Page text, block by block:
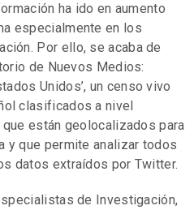
ha ido en aumento
especialmente en los
Por ello, se acaba de
de Nuevos Medios:
Unidos’, un censo vivo
clasificados a nivel
están geolocalizados para
y que permite analizar todos
datos extraídos por Twitter.
de Investigación,